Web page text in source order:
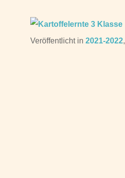
Veröffentlicht in 2021-2022,